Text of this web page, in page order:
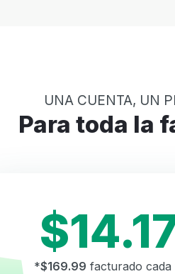
UNA CUENTA, UN
Para toda la
*$169.99 facturado cada